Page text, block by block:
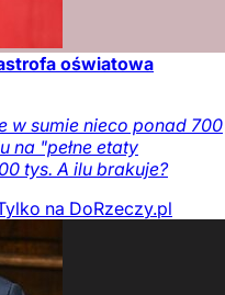
oświatowa
w sumie nieco ponad 700
na "pełne etaty
tys. A ilu brakuje?
na DoRzeczy.pl